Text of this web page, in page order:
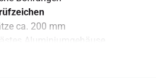
ca. 200 mm
Aluminiumgehäuse